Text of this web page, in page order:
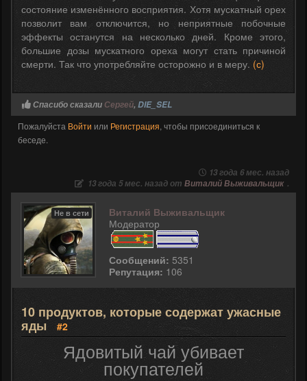
состояние изменённого восприятия. Хотя мускатный орех
позволит вам отключится, но неприятные побочные
эффекты останутся на несколько дней. Кроме этого,
большие дозы мускатного ореха могут стать причиной
смерти. Так что употребляйте осторожно и в меру. (с)
Спасибо сказали Сергей, DIE_SEL
Пожалуйста Войти или Регистрация, чтобы присоединиться к
беседе.
13 года 6 мес. назад
13 года 5 мес. назад от Виталий Выживальщик .
Не в сети
Виталий Выживальщик
Модератор
Сообщений: 5351
Репутация: 106
10 продуктов, которые содержат ужасные
яды #2
Ядовитый чай убивает
покупателей